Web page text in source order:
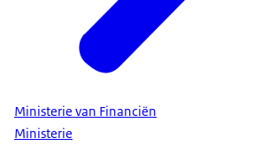
Ministerie van Financiën
Ministerie